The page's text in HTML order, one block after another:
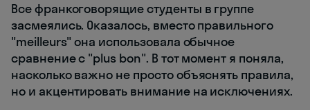
Все франкоговорящие студенты в группе
засмеялись. Оказалось, вместо правильного
"meilleurs" она использовала обычное
сравнение с "plus bon". В тот момент я поняла,
насколько важно не просто объяснять правила,
но и акцентировать внимание на исключениях.